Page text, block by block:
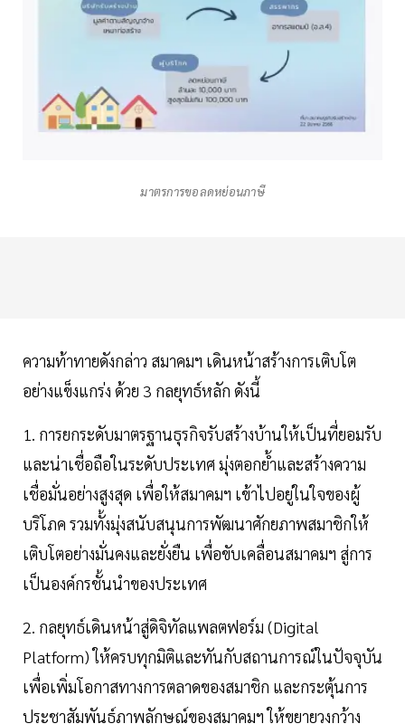
มาตรการขอลดหย่อนภาษี
ความท้าทายดังกล่าว สมาคมฯ เดินหน้าสร้างการเติบโต
อย่างแข็งแกร่ง ด้วย 3 กลยุทธ์หลัก ดังนี้
1. การยกระดับมาตรฐานธุรกิจรับสร้างบ้านให้เป็นที่ยอมรับ
และน่าเชื่อถือในระดับประเทศ มุ่งตอกยํ้าและสร้างความ
เชื่อมั่นอย่างสูงสุด เพื่อให้สมาคมฯ เข้าไปอยู่ในใจของผู้
บริโภค รวมทั้งมุ่งสนับสนุนการพัฒนาศักยภาพสมาชิกให้
เติบโตอย่างมั่นคงและยั่งยืน เพื่อขับเคลื่อนสมาคมฯ สู่การ
เป็นองค์กรชั้นนำของประเทศ
2. กลยุทธ์เดินหน้าสู่ดิจิทัลแพลตฟอร์ม (Digital
Platform) ให้ครบทุกมิติและทันกับสถานการณ์ในปัจจุบัน
เพื่อเพิ่มโอกาสทางการตลาดของสมาชิก และกระตุ้นการ
ประชาสัมพันธ์ภาพลักษณ์ของสมาคมฯ ให้ขยายวงกว้าง